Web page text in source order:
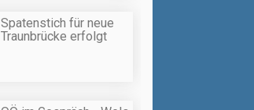
Spatenstich für neue
Traunbrücke erfolgt